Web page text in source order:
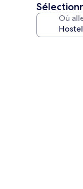
Où